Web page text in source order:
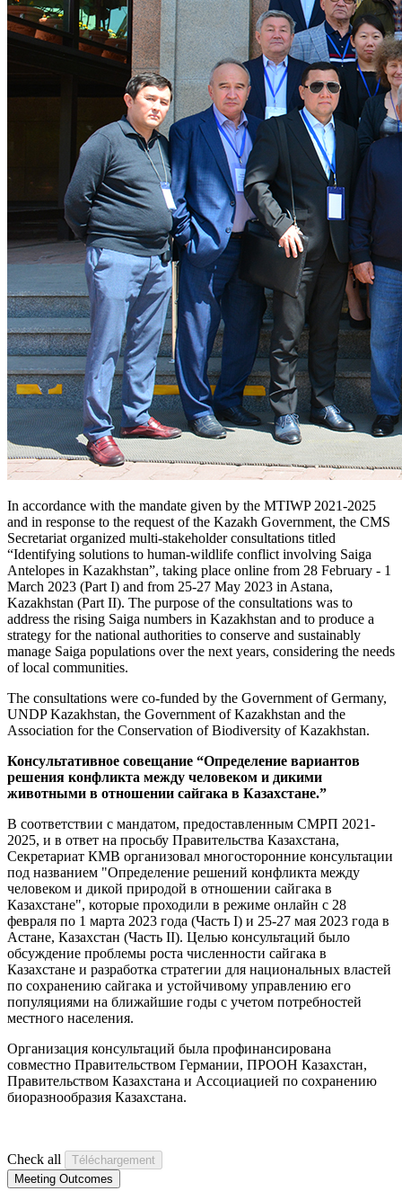
In accordance with the mandate given by the MTIWP 2021-2025
and in response to the request of the Kazakh Government, the CMS
Secretariat organized multi-stakeholder consultations titled
“Identifying solutions to human-wildlife conflict involving Saiga
Antelopes in Kazakhstan”, taking place online from 28 February - 1
March 2023 (Part I) and from 25-27 May 2023 in Astana,
Kazakhstan (Part II). The purpose of the consultations was to
address the rising Saiga numbers in Kazakhstan and to produce a
strategy for the national authorities to conserve and sustainably
manage Saiga populations over the next years, considering the needs
of local communities.
The consultations were co-funded by the Government of Germany,
UNDP Kazakhstan, the Government of Kazakhstan and the
Association for the Conservation of Biodiversity of Kazakhstan.
Консультативное совещание “Определение вариантов
решения конфликта между человеком и дикими
животными в отношении сайгака в Казахстане.”
В соответствии с мандатом, предоставленным СМРП 2021-
2025, и в ответ на просьбу Правительства Казахстана,
Секретариат КМВ организовал многосторонние консультации
под названием "Определение решений конфликта между
человеком и дикой природой в отношении сайгака в
Казахстане", которые проходили в режиме онлайн с 28
февраля по 1 марта 2023 года (Часть I) и 25-27 мая 2023 года в
Астане, Казахстан (Часть II). Целью консультаций было
обсуждение проблемы роста численности сайгака в
Казахстане и разработка стратегии для национальных властей
по сохранению сайгака и устойчивому управлению его
популяциями на ближайшие годы с учетом потребностей
местного населения.
Организация консультаций была профинансирована
совместно Правительством Германии, ПРООН Казахстан,
Правительством Казахстана и Ассоциацией по сохранению
биоразнообразия Казахстана.
Check all
Meeting Outcomes